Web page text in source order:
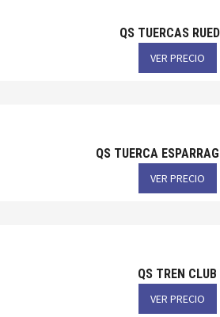
QS TUERCAS
VER PRECIO
QS TUERCA
VER PRECIO
QS TREN CLUB
VER PRECIO